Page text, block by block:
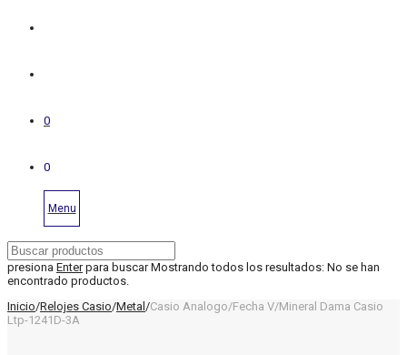
0
0
Menu
presiona Enterpara buscar Mostrando todos los resultados: No se han
encontrado productos.
Inicio/Relojes Casio/Metal /Casio Analogo/Fecha V/Mineral Dama Casio
Ltp-1241D-3A